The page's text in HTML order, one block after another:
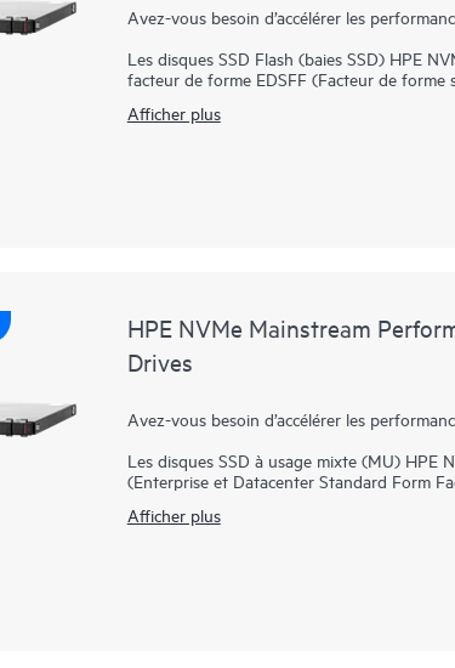
Avez-vous besoin d’accélérer les
Les disques SSD Flash (baies SSD) HPE
facteur de forme EDSFF (Facteur de
faible latence et à endurance élevée à un
La baie SSD HPE NVMe Performance
Afficher plus
HPE NVMe Mainstream
Drives
Avez-vous besoin d’accélérer les
Les disques SSD à usage mixte (MU) HPE
(Enterprise et Datacenter Standard Form
haut niveau de performance et
Les baies SSD HPE NVMe Performance
Afficher plus